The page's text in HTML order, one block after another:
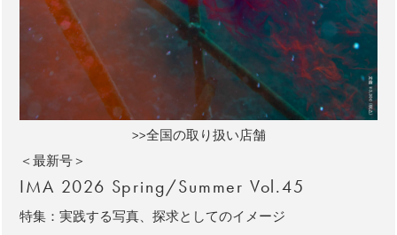
>>全国の取り扱い店舗
＜最新号＞
IMA 2026 Spring/Summer Vol.45
特集：実践する写真、探求としてのイメージ